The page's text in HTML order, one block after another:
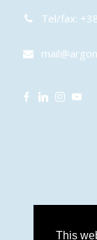
This
Tel/fax: